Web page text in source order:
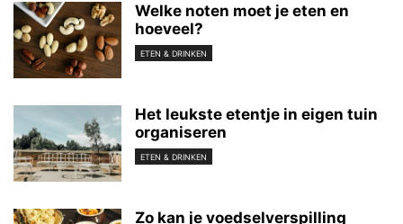
Welke noten moet je eten en
hoeveel?
ETEN & DRINKEN
Het leukste etentje in eigen tuin
organiseren
ETEN & DRINKEN
Zo kan je voedselverspilling